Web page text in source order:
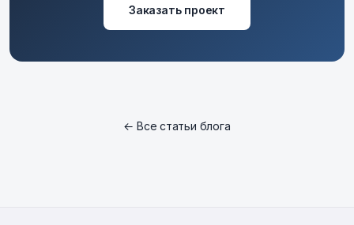
Заказать проект
← Все статьи блога